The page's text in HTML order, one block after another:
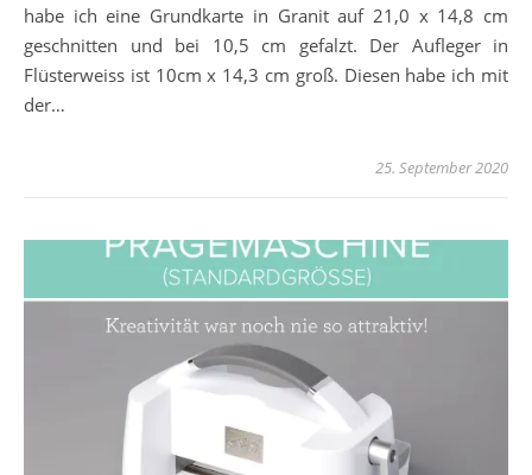
habe ich eine Grundkarte in Granit auf 21,0 x 14,8 cm
geschnitten und bei 10,5 cm gefalzt. Der Aufleger in
Flüsterweiss ist 10cm x 14,3 cm groß. Diesen habe ich mit
der…
25. September 2020